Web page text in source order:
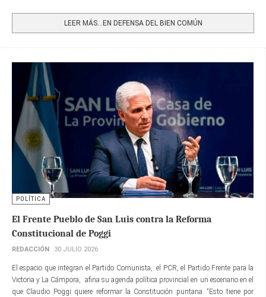
LEER MÁS…EN DEFENSA DEL BIEN COMÚN
POLÍTICA
El Frente Pueblo de San Luis contra la Reforma
Constitucional de Poggi
REDACCIÓN 30 JULIO 2026
El espacio que integran el Partido Comunista, el PCR, el Partido Frente para la
Victoria y La Cámpora, afina su agenda política provincial en un escenario en el
que Claudio Poggi quiere reformar la Constitución puntana. “Esto tiene por